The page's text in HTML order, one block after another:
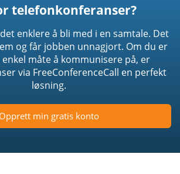
telefonkonferanser?
enklere å bli med i en samtale. Det
og får jobben unnagjort. Om du er
måte å kommunisere på, er
via FreeConferenceCall en perfekt
løsning.
Opprett min gratis konto